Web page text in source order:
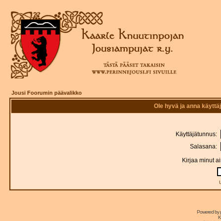
Jousi Foorumin päävalikko
Ole hyvä ja anna
Käyttäjätunnus:
Salasana:
Kirjaa minut
Powered by